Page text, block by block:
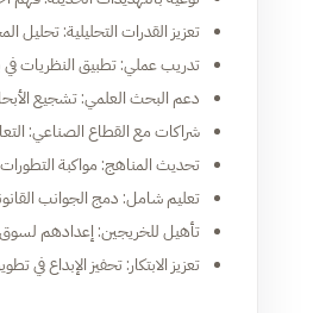
تعزيز القدرات التحليلية: تحليل
تدريب عملي: تطبيق النظريات في
دعم البحث العلمي: تشجيع
شراكات مع القطاع الصناعي:
تحديث المناهج: مواكبة
تعليم شامل: دمج الجوانب
تأهيل للخريجين: إعدادهم
تعزيز الابتكار: تحفيز الإبداع في